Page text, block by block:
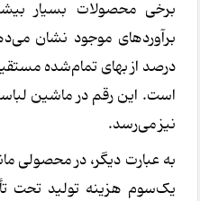
برخی محصولات بسیار
درصد از بهای تمام‌شده
نیز می‌رسد.
به عبارت دیگر، در محصولی
یک‌سوم هزینه تولید تحت